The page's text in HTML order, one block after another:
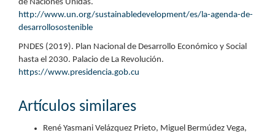
de Naciones Unidas.
http://www.un.org/sustainabledevelopment/es/la-agenda-de-
desarrollosostenible
PNDES (2019). Plan Nacional de Desarrollo Económico y Social
hasta el 2030. Palacio de La Revolución.
https://www.presidencia.gob.cu
Artículos similares
René Yasmani Velázquez Prieto, Miguel Bermúdez Vega,